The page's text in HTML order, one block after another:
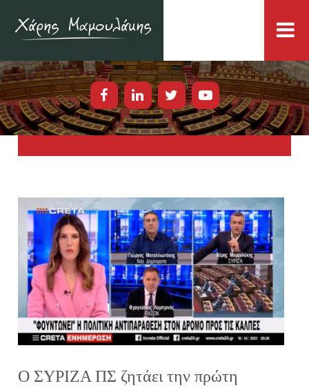
Ο ΣΥΡΙΖΑ ΠΣ ζητάει την πρώτη